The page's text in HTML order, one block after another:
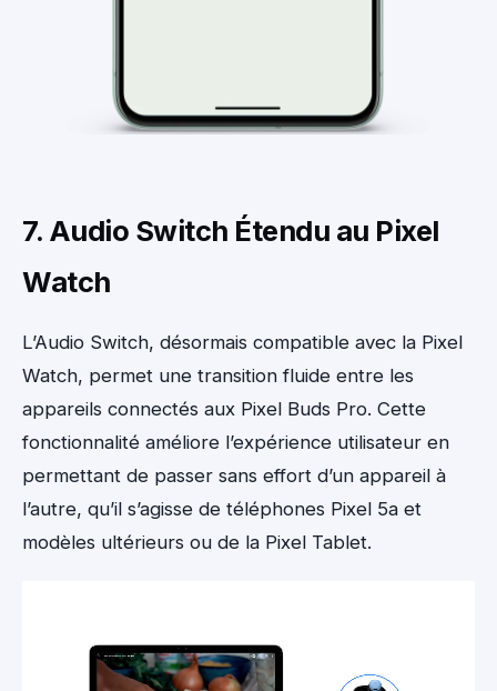
7. Audio Switch Étendu au Pixel
Watch
L’Audio Switch, désormais compatible avec la Pixel
Watch, permet une transition fluide entre les
appareils connectés aux Pixel Buds Pro. Cette
fonctionnalité améliore l’expérience utilisateur en
permettant de passer sans effort d’un appareil à
l’autre, qu’il s’agisse de téléphones Pixel 5a et
modèles ultérieurs ou de la Pixel Tablet.